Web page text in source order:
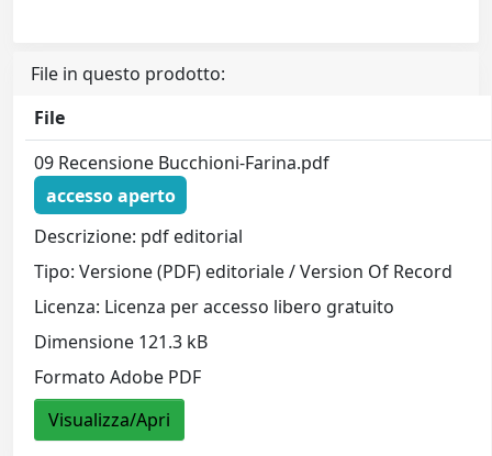
File in questo prodotto:
File
09 Recensione Bucchioni-Farina.pdf
accesso aperto
Descrizione: pdf editorial
Tipo: Versione (PDF) editoriale / Version Of Record
Licenza: Licenza per accesso libero gratuito
Dimensione 121.3 kB
Formato Adobe PDF
Visualizza/Apri